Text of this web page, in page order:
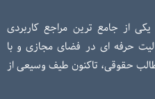
از جامع ترین مراجع کاربردی
سابقه فعالیت حرفه ای در فضای مجازی و با
حقوقی، تاکنون طیف وسیعی از